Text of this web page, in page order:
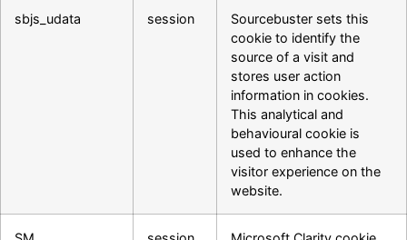
sbjs_udata session
Sourcebuster sets this
cookie to identify the
source of a visit and
stores user action
information in cookies.
This analytical and
behavioural cookie is
used to enhance the
visitor experience on the
website.